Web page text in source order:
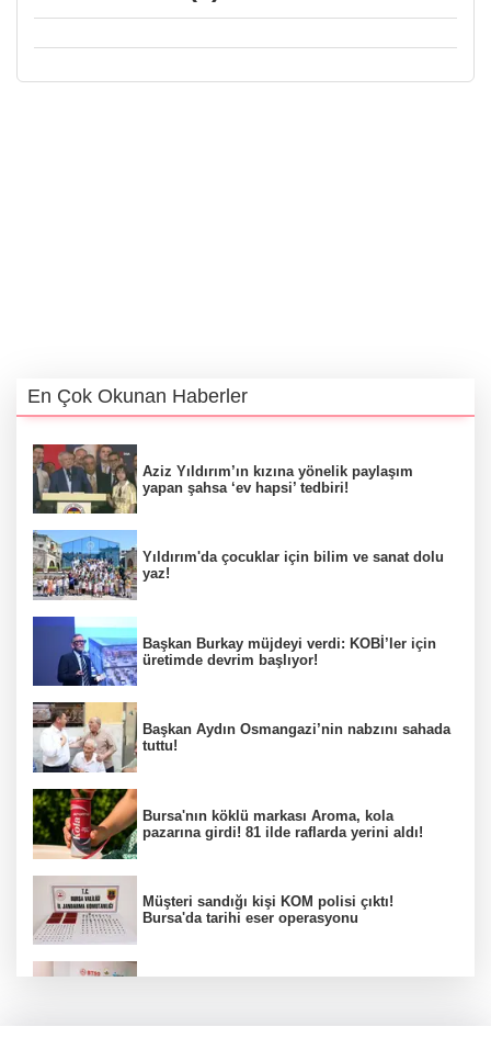
En Çok Okunan Haberler
Aziz Yıldırım’ın kızına yönelik paylaşım
yapan şahsa ‘ev hapsi’ tedbiri!
Yıldırım'da çocuklar için bilim ve sanat dolu
yaz!
Başkan Burkay müjdeyi verdi: KOBİ’ler için
üretimde devrim başlıyor!
Başkan Aydın Osmangazi’nin nabzını sahada
tuttu!
Bursa'nın köklü markası Aroma, kola
pazarına girdi! 81 ilde raflarda yerini aldı!
Müşteri sandığı kişi KOM polisi çıktı!
Bursa'da tarihi eser operasyonu